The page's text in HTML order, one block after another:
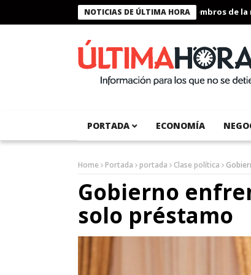
NOTICIAS DE ÚLTIMA HORA
Presidente Bukele condecora a miembros de la
PORTADA ECONOMÍA
Home Portada portada Clase política
Gobierno
solo préstamo